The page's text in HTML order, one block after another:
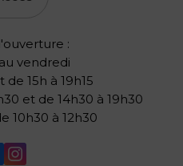
:
vendredi
de 15h à 19h15
et de 14h30 à 19h30
10h30 à 12h30